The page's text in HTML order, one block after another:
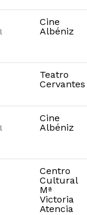
Cine
Albéniz
Teatro
Cervantes
Cine
Albéniz
Centro
Cultural
Mª
Victoria
Atencia